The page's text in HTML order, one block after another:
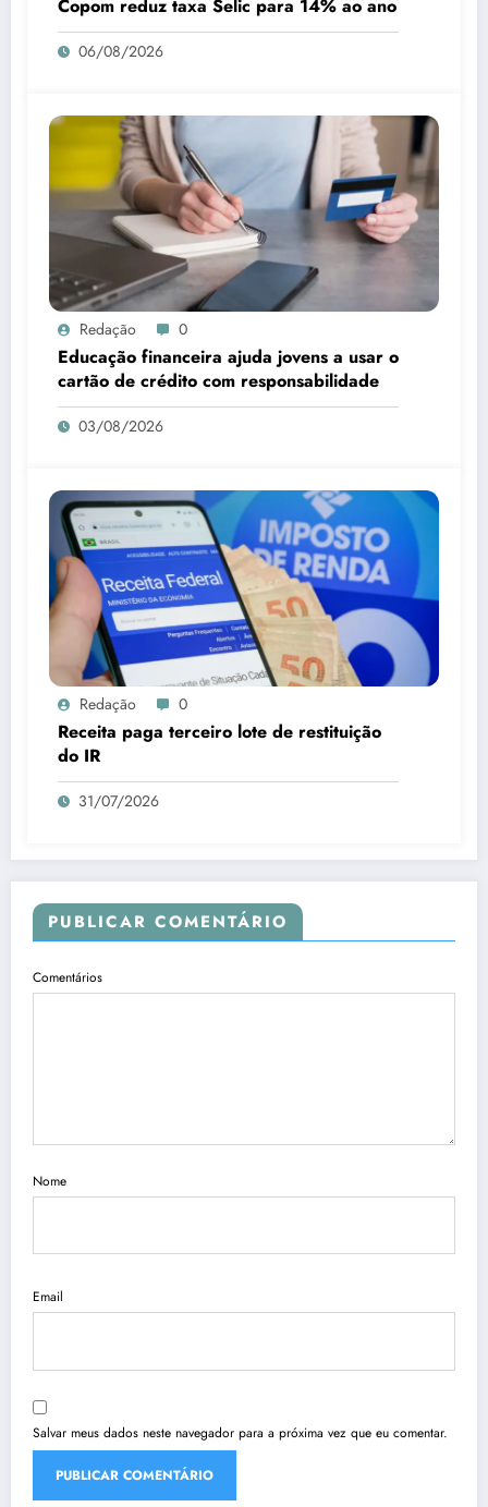
Copom reduz taxa Selic para 14% ao ano
06/08/2026
Redação 0
Educação financeira ajuda jovens a usar o
cartão de crédito com responsabilidade
03/08/2026
Redação 0
Receita paga terceiro lote de restituição
do IR
31/07/2026
PUBLICAR COMENTÁRIO
Comentários
Nome
Email
Salvar meus dados neste navegador para a próxima vez que eu comentar.